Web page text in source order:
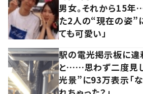
男女。それから15年
た2人の“現在の姿”
ても可愛い」
駅の電光掲示板に違
と……思わず二度見
光景”に93万表示「な